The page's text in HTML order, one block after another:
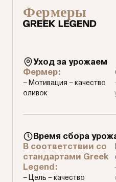
Сравнение
фермеров
Legend
с
другими
Фермеры
Уход за урожаем
Фермер:
– Мотивация – качество
оливок
Время сбора
В соответствии со
стандартами Greek
Legend:
– Цель – качество